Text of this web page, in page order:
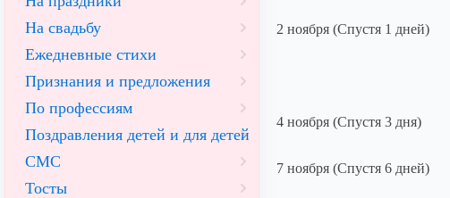
2 ноября (Спустя 1 дней)
4 ноября (Спустя 3 дня)
7 ноября (Спустя 6 дней)
На свадьбу
Ежедневные стихи
Признания и предложения
По профессиям
Поздравления детей и для детей
СМС
Тосты